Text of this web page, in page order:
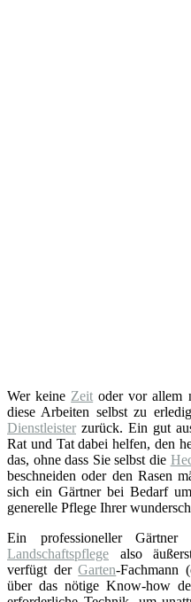
Wer keine Zeit oder vor allem
diese Arbeiten selbst zu
Dienstleister zurück. Ein gut
Rat und Tat dabei helfen, den
das, ohne dass Sie selbst die
beschneiden oder den Rasen
sich ein Gärtner bei Bedarf
generelle Pflege Ihrer
Ein professioneller
Landschaftspflege also
verfügt derGarten-Fachmann
über das nötige Know-how